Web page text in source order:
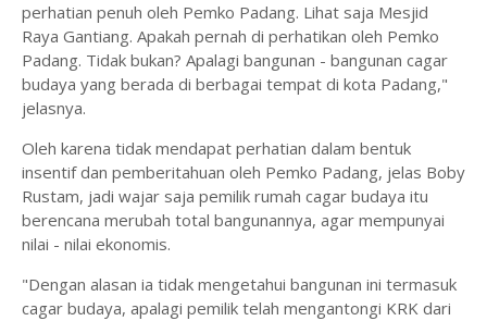
perhatian penuh oleh Pemko Padang. Lihat saja Mesjid
Raya Gantiang. Apakah pernah di perhatikan oleh Pemko
Padang. Tidak bukan? Apalagi bangunan - bangunan cagar
budaya yang berada di berbagai tempat di kota Padang,"
jelasnya.
Oleh karena tidak mendapat perhatian dalam bentuk
insentif dan pemberitahuan oleh Pemko Padang, jelas Boby
Rustam, jadi wajar saja pemilik rumah cagar budaya itu
berencana merubah total bangunannya, agar mempunyai
nilai - nilai ekonomis.
"Dengan alasan ia tidak mengetahui bangunan ini termasuk
cagar budaya, apalagi pemilik telah mengantongi KRK dari